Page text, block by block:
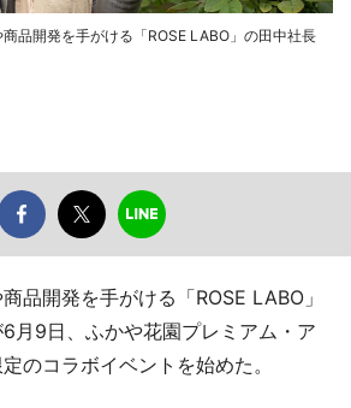
品開発を手がける「ROSE LABO」の田中社長
品開発を手がける「ROSE LABO」
6月9日、ふかや花園プレミアム・ア
のコラボイベントを始めた。